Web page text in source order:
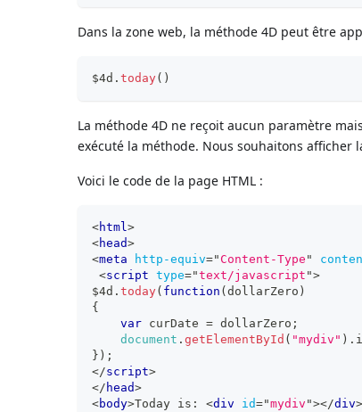
Dans la zone web, la méthode 4D peut être
$4d .today( )
La méthode 4D ne reçoit aucun paramètre
exécuté la méthode. Nous souhaitons afficher
Voici le code de la page HTML :
<html>
<head>
<meta http-equiv="Content-Type "
<script type="text/javascript ">
$4d .today( function (dollarZero )
{
var curDate = dollarZero ;
document .getElementById ( "mydiv" ) .
} ) ;
</script>
</ head>
<body>Today is: <div id="mydiv "></div>